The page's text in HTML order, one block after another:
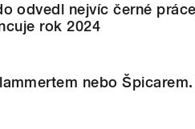
odvedl nejvíc černé
rok 2024
nebo